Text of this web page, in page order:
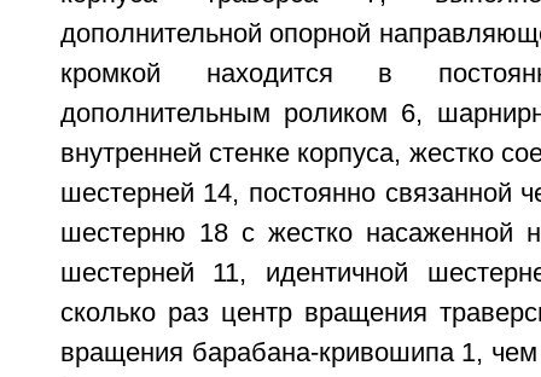
дополнительной опорной
кромкой находится в
дополнительным роликом 6,
внутренней стенке корпуса, жестко
шестерней 14, постоянно связанной
шестерню 18 с жестко насаженной
шестерней 11, идентичной
сколько раз центр вращения
вращения барабана-кривошипа 1,